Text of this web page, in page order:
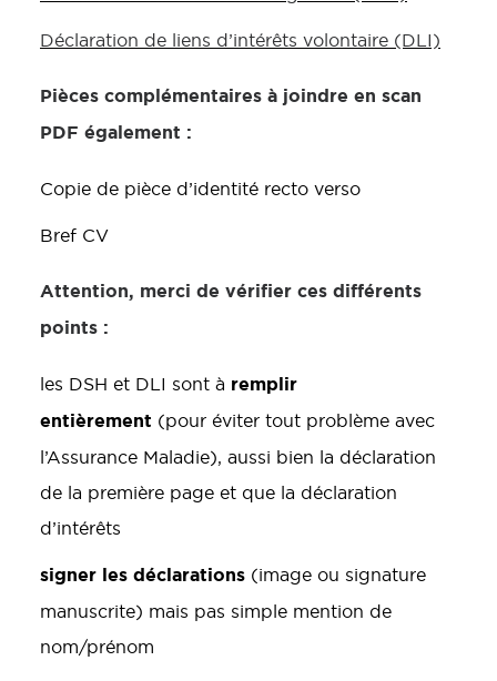
Déclaration de liens d’intérêts volontaire (DLI)
Pièces complémentaires à joindre en scan
PDF également :
Copie de pièce d’identité recto verso
Bref CV
Attention, merci de vérifier ces différents
points :
les DSH et DLI sont à remplir
entièrement (pour éviter tout problème avec
l’Assurance Maladie), aussi bien la déclaration
de la première page et que la déclaration
d’intérêts
signer les déclarations (image ou signature
manuscrite) mais pas simple mention de
nom/prénom